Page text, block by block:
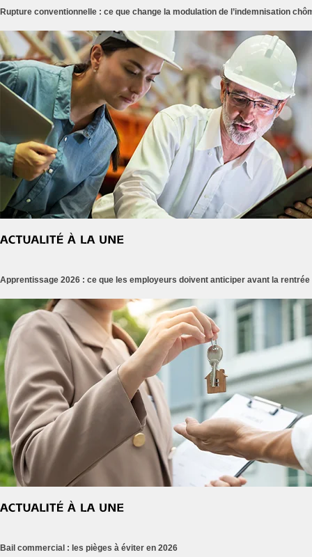
Rupture conventionnelle : ce que change la modulation de l’indemnisation
Apprentissage 2026 : ce que les employeurs doivent anticiper avant la rentrée
Bail commercial : les pièges à éviter en 2026